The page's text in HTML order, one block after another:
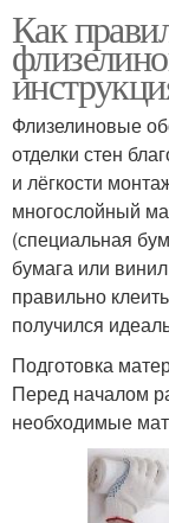
Как
Флизелиновые
отделки стен
и лёгкости
многослойный
(специальная
бумага или
правильно
получился
Подготовка
Перед началом
необходимые